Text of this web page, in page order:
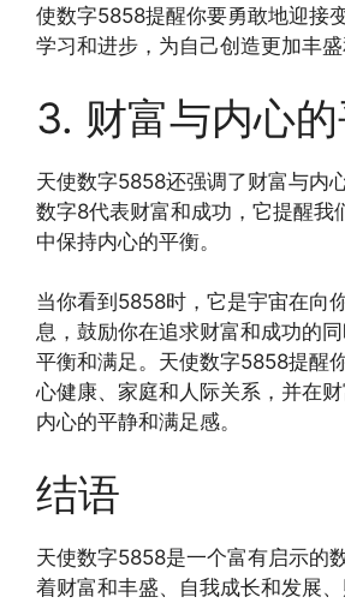
使数字5858提醒你要勇敢地迎接
学习和进步，为自己创造更加丰盛
3. 财富与内心
天使数字5858还强调了财富与内
数字8代表财富和成功，它提醒我
中保持内心的平衡。
当你看到5858时，它是宇宙在向
息，鼓励你在追求财富和成功的
平衡和满足。天使数字5858提醒
心健康、家庭和人际关系，并在
内心的平静和满足感。
结语
天使数字5858是一个富有启示的
着财富和丰盛、自我成长和发展